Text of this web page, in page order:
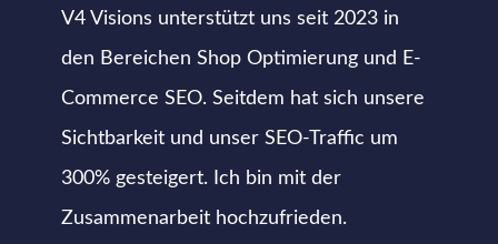
V4 Visions unterstützt uns seit 2023 in
den Bereichen Shop Optimierung und E-
Commerce SEO. Seitdem hat sich unsere
Sichtbarkeit und unser SEO-Traffic um
300% gesteigert. Ich bin mit der
Zusammenarbeit hochzufrieden.